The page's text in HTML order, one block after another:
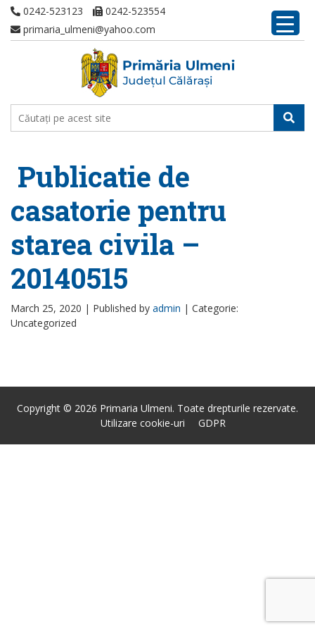
0242-523123
0242-523554
primaria_ulmeni@yahoo.com
Publicatie de
casatorie pentru
starea civila –
20140515
March 25, 2020 | Published by admin | Categorie:
Uncategorized
Copyright © 2026 Primaria Ulmeni. Toate drepturile rezervate.
Utilizare cookie-uri
GDPR